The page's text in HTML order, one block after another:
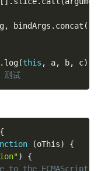
, bindArgs . concat (
. log(this , a, b, c)
{
(oThis)
{
)
{